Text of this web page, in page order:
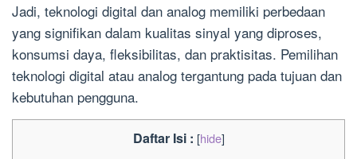
Jadi, teknologi digital dan analog memiliki perbedaan
yang signifikan dalam kualitas sinyal yang diproses,
konsumsi daya, fleksibilitas, dan praktisitas. Pemilihan
teknologi digital atau analog tergantung pada tujuan dan
kebutuhan pengguna.
Daftar Isi : [hide]